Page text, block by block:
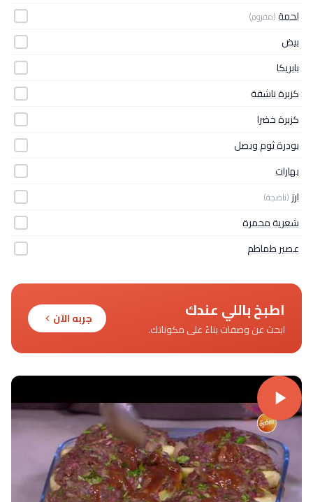
لحمة(مفروم)
بيض
بابريكا
كزبرة ناشفة
كزبرة خضرا
بودرة ثوم وبصل
بهارات
ارز (ناضجة)
شعرية محمرة
عصير طماطم
اطبخ باللي عندك
ابحث عن وصفات بناءً على مكوناتك.
جربه الآن